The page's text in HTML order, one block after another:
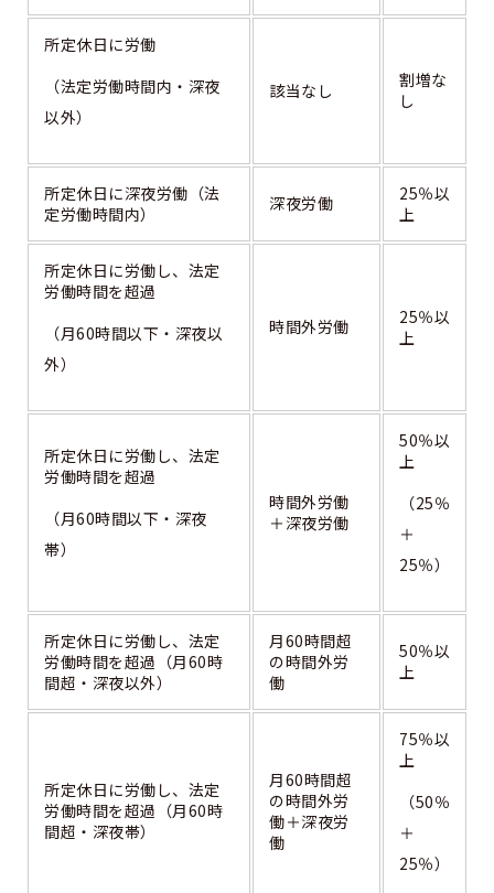
所定休日に労働
（法定労働時間内・深夜
以外）
該当なし
割増な
し
所定休日に深夜労働（法
定労働時間内）
深夜労働
25％以
上
所定休日に労働し、法定
労働時間を超過
（月60時間以下・深夜以
外）
時間外労働
25％以
上
所定休日に労働し、法定
労働時間を超過
（月60時間以下・深夜
帯）
時間外労働
＋深夜労働
50％以
上
（25％
＋
25％）
所定休日に労働し、法定
労働時間を超過（月60時
間超・深夜以外）
月60時間超
の時間外労
働
50％以
上
所定休日に労働し、法定
労働時間を超過（月60時
間超・深夜帯）
月60時間超
の時間外労
働＋深夜労
働
75％以
上
（50％
＋
25％）